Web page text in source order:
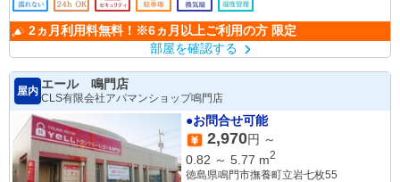
2ヵ月利用料無料！※6ヵ月以上ご利用の方 限定
部屋を確認する
屋内
エール 鳴門店
CLS有限会社アパマンショップ鳴門店
●お問合せ可能
2,970円 ～
0.82 ～ 5.77 m2
徳島県鳴門市撫養町立岩七枚55